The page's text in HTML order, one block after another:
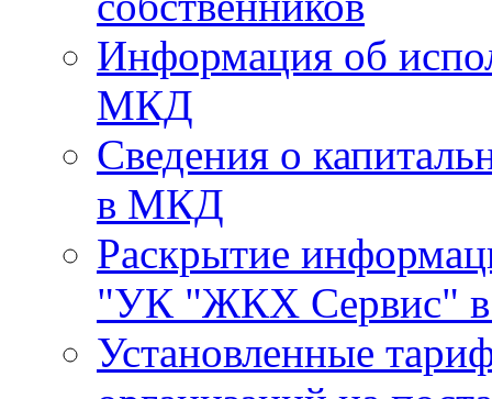
Информация об
МКД
Сведения о
в МКД
Раскрытие
"УК "ЖКХ Сервис" в
Установленные